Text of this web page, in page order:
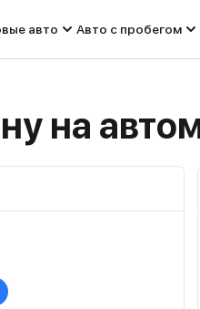
авто Авто с пробегом
на